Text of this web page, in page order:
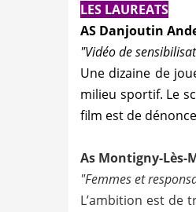
LES LAUREATS
AS Danjoutin
"Vidéo de
Une dizaine de
milieu sportif. Le
film est de
As Montigny-Lès-
"Femmes et
L’ambition est de